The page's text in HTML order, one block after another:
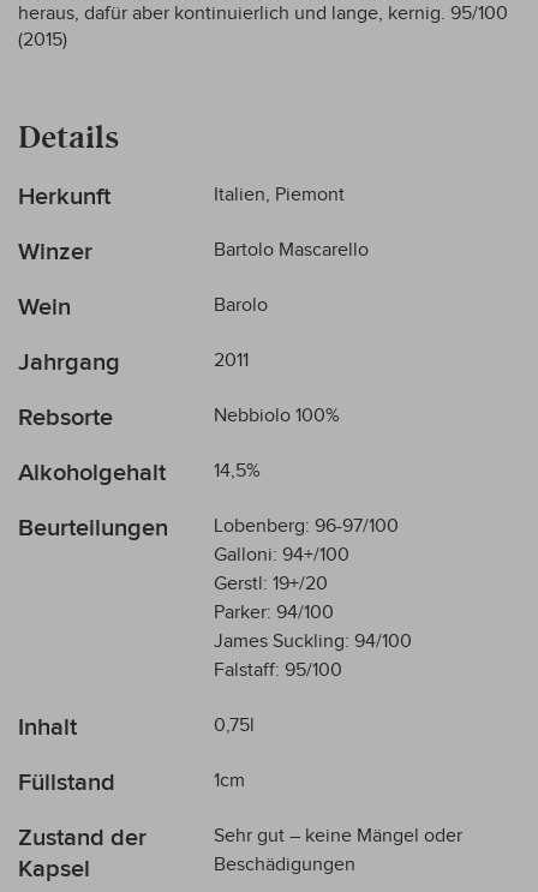
heraus, dafür aber kontinuierlich und lange, kernig. 95/100
(2015)
Details
Mehr
Herkunft Italien, Piemont
Winzer Bartolo Mascarello
Wein Barolo
Jahrgang 2011
Rebsorte Nebbiolo 100%
Alkoholgehalt 14,5%
Beurteilungen
Lobenberg: 96-97/100
Galloni: 94+/100
Gerstl: 19+/20
Parker: 94/100
James Suckling: 94/100
Falstaff: 95/100
Inhalt 0,75l
Füllstand 1cm
Zustand der
Kapsel
Sehr gut – keine Mängel oder
Beschädigungen